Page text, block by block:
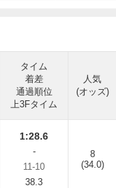
タイム
着差
通過順位
上3Fタイム
人気
(オッズ)
1:28.6
-
11-10
38.3
8
(34.0)